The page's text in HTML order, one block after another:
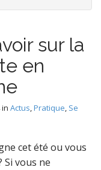
sur la
en
in Actus,Pratique, Se
cet été ou vous
Si vous ne